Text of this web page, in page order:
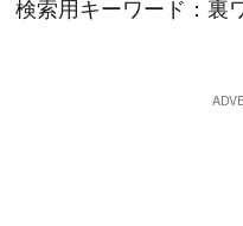
検索用キーワード：裏